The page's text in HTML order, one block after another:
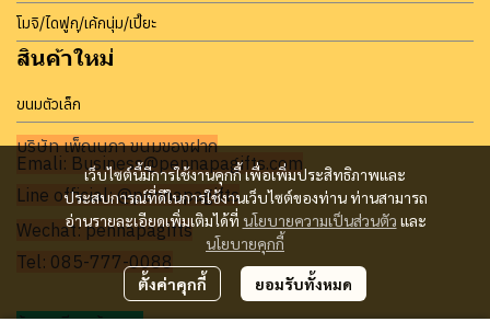
เว็บไซต์นี้มีการใช้งานคุกกี้ เพื่อเพิ่มประสิทธิภาพและ
ประสบการณ์ที่ดีในการใช้งานเว็บไซต์ของท่าน ท่านสามารถ
อ่านรายละเอียดเพิ่มเติมได้ที่ นโยบายความเป็นส่วนตัว และ
นโยบายคุกกี้
ตั้งค่าคุกกี้ ยอมรับทั้งหมด
โมจิ/ไดฟูกุ/เค้กนุ่ม/เปี๊ยะ
สินค้าใหม่
ขนมตัวเล็ก
บริษัท เพ็ญนภา ขนมของฝาก
Emali: Business@pennapagifts.com
Line official: @pennapagifts
Wechat: pennapagifts
Tel: 085-777-0088